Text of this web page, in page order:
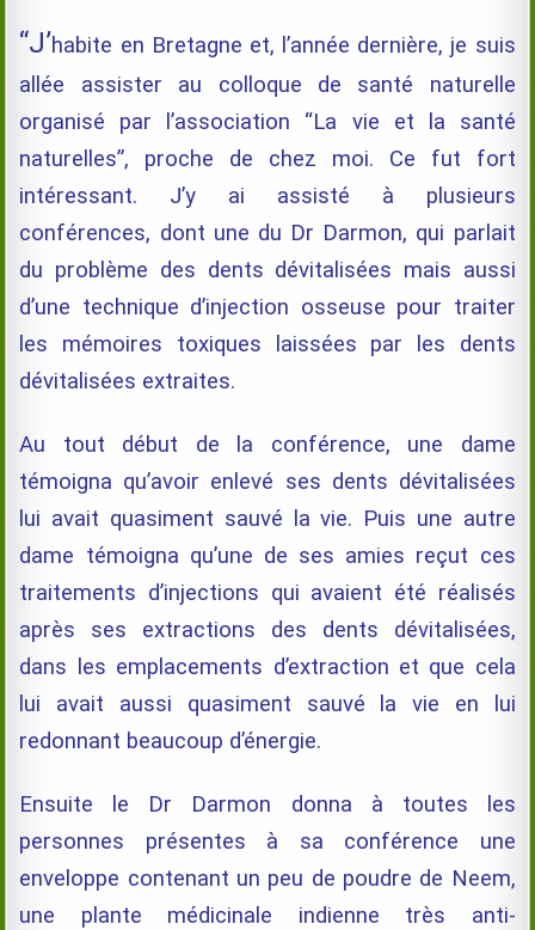
“J’habite en Bretagne et, l’année dernière, je suis
allée assister au colloque de santé naturelle
organisé par l’association “La vie et la santé
naturelles”, proche de chez moi. Ce fut fort
intéressant. J’y ai assisté à plusieurs
conférences, dont une du Dr Darmon, qui parlait
du problème des dents dévitalisées mais aussi
d’une technique d’injection osseuse pour traiter
les mémoires toxiques laissées par les dents
dévitalisées extraites.
Au tout début de la conférence, une dame
témoigna qu’avoir enlevé ses dents dévitalisées
lui avait quasiment sauvé la vie. Puis une autre
dame témoigna qu’une de ses amies reçut ces
traitements d’injections qui avaient été réalisés
après ses extractions des dents dévitalisées,
dans les emplacements d’extraction et que cela
lui avait aussi quasiment sauvé la vie en lui
redonnant beaucoup d’énergie.
Ensuite le Dr Darmon donna à toutes les
personnes présentes à sa conférence une
enveloppe contenant un peu de poudre de Neem,
une plante médicinale indienne très anti-